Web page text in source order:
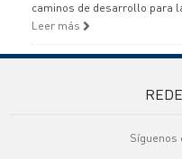
caminos de desarrollo para
Leer más
Síguenos